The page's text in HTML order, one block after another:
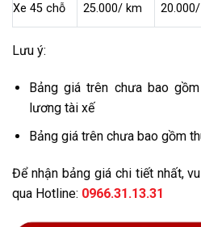
Xe 45 chỗ 25.000/ km
Lưu ý:
Bảng giá trên chưa bao
lương tài xế
Bảng giá trên chưa bao gồm
Để nhận bảng giá chi tiết nhất,
qua Hotline: 0966.31.13.31